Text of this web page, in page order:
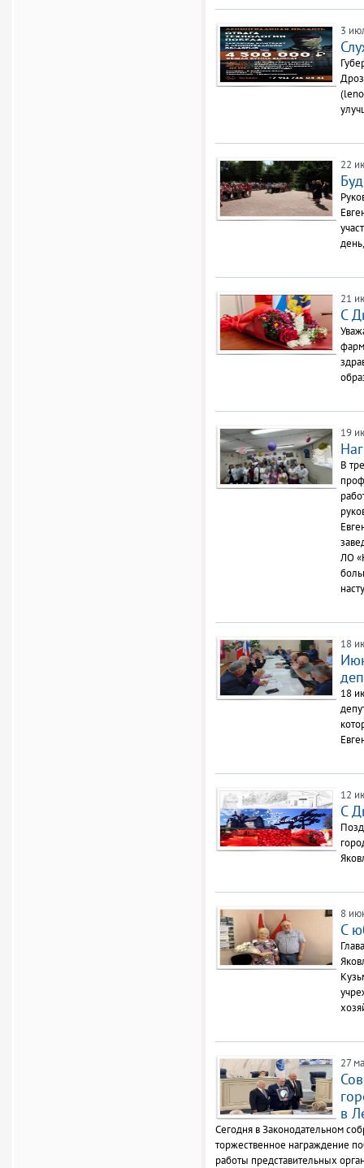
3
22
21
С
19
В
ЛО
18
18
12
С
8
С
27
в
Сегодня в Законодательном
торжественное награждение
работы представительных